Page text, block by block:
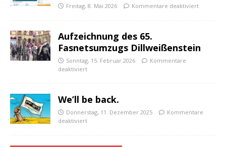
Freitag, 8. Mai 2026 Kommentare deaktiviert
Aufzeichnung des 65.
Fasnetsumzugs Dillweißenstein
Sonntag, 15. Februar 2026
Kommentare
deaktiviert
We’ll be back.
Donnerstag, 11. Dezember 2025
Kommentare
deaktiviert